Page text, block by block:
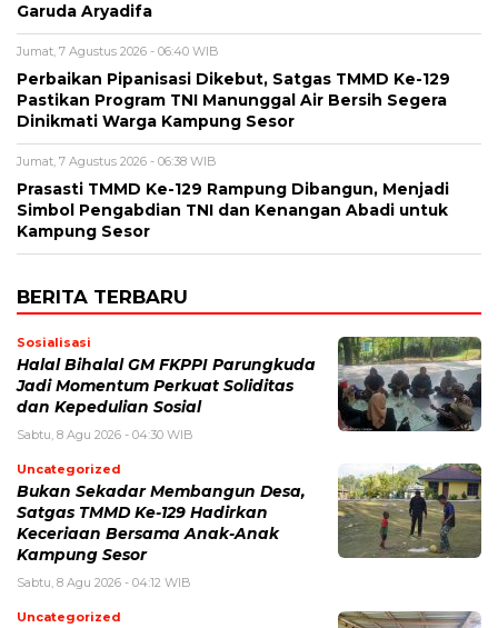
Garuda Aryadifa
Jumat, 7 Agustus 2026 - 06:40 WIB
Perbaikan Pipanisasi Dikebut, Satgas TMMD Ke-129
Pastikan Program TNI Manunggal Air Bersih Segera
Dinikmati Warga Kampung Sesor
Jumat, 7 Agustus 2026 - 06:38 WIB
Prasasti TMMD Ke-129 Rampung Dibangun, Menjadi
Simbol Pengabdian TNI dan Kenangan Abadi untuk
Kampung Sesor
BERITA TERBARU
Sosialisasi
Halal Bihalal GM FKPPI Parungkuda
Jadi Momentum Perkuat Soliditas
dan Kepedulian Sosial
Sabtu, 8 Agu 2026 - 04:30 WIB
Uncategorized
Bukan Sekadar Membangun Desa,
Satgas TMMD Ke-129 Hadirkan
Keceriaan Bersama Anak-Anak
Kampung Sesor
Sabtu, 8 Agu 2026 - 04:12 WIB
Uncategorized